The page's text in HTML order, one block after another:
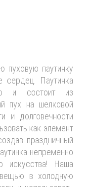
пуховую паутинку
сердец. Паутинка
и состоит из
пух на шелковой
и долговечности
как элемент
праздничный
непременно
искусства! Наша
вещью в холодную